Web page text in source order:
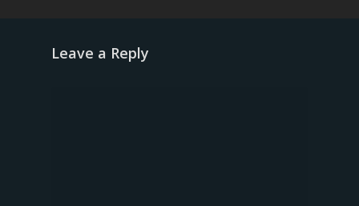
Leave a Reply